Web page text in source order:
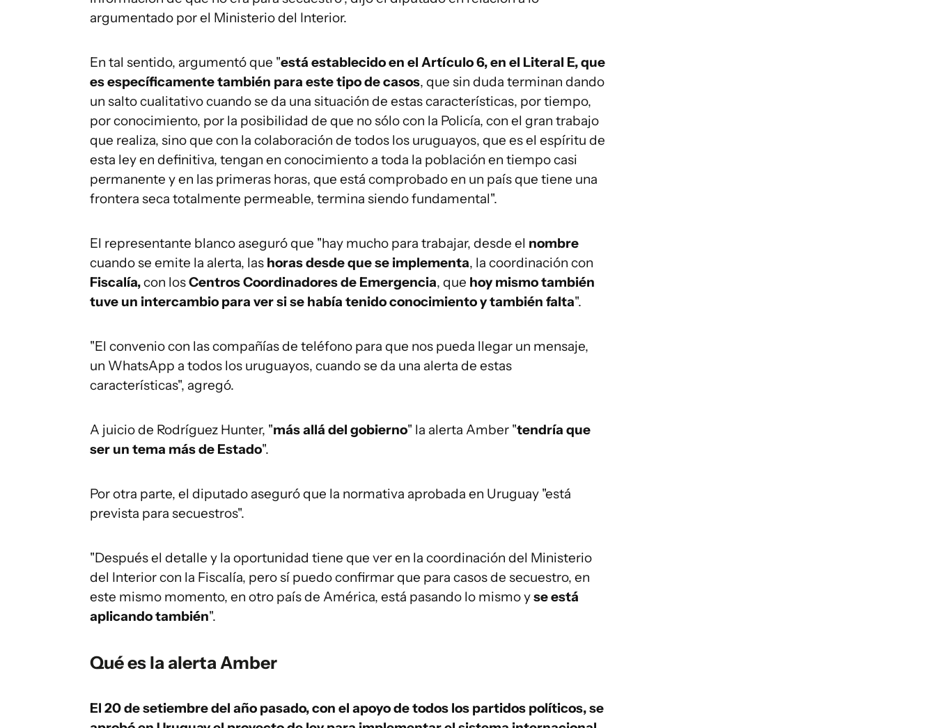
argumentado por el Ministerio del Interior.
En tal sentido, argumentó que "está establecido en el Artículo 6, en el Literal E, que
es específicamente también para este tipo de casos, que sin duda terminan dando
un salto cualitativo cuando se da una situación de estas características, por tiempo,
por conocimiento, por la posibilidad de que no sólo con la Policía, con el gran trabajo
que realiza, sino que con la colaboración de todos los uruguayos, que es el espíritu de
esta ley en definitiva, tengan en conocimiento a toda la población en tiempo casi
permanente y en las primeras horas, que está comprobado en un país que tiene una
frontera seca totalmente permeable, termina siendo fundamental".
El representante blanco aseguró que "hay mucho para trabajar, desde el nombre
cuando se emite la alerta, las horas desde que se implementa, la coordinación con
Fiscalía,con losCentros Coordinadores de Emergencia, que hoy mismo también
tuve un intercambio para ver si se había tenido conocimiento y también falta".
"El convenio con las compañías de teléfono para que nos pueda llegar un mensaje,
un WhatsApp a todos los uruguayos, cuando se da una alerta de estas
características", agregó.
A juicio de Rodríguez Hunter, "más allá del gobierno" la alerta Amber "tendría que
ser un tema más de Estado".
Por otra parte, el diputado aseguró que la normativa aprobada en Uruguay "está
prevista para secuestros".
"Después el detalle y la oportunidad tiene que ver en la coordinación del Ministerio
del Interior con la Fiscalía, pero sí puedo confirmar que para casos de secuestro, en
este mismo momento, en otro país de América, está pasando lo mismo yse está
aplicando también".
Qué es la alerta Amber
El 20 de setiembre del año pasado, con el apoyo de todos los partidos políticos, se